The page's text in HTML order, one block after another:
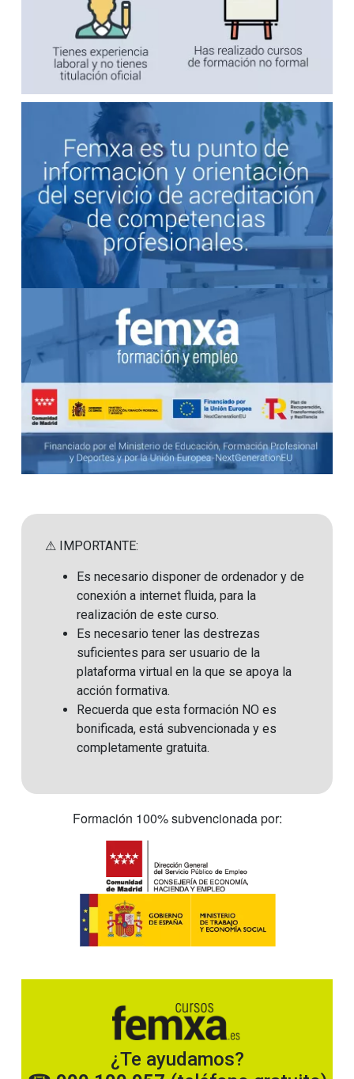
⚠ IMPORTANTE:
Es necesario disponer de ordenador y de
conexión a internet fluida, para la
realización de este curso.
Es necesario tener las destrezas
suficientes para ser usuario de la
plataforma virtual en la que se apoya la
acción formativa.
Recuerda que esta formación NO es
bonificada, está subvencionada y es
completamente gratuita.
Formación 100% subvencionada por:
¿Te ayudamos?